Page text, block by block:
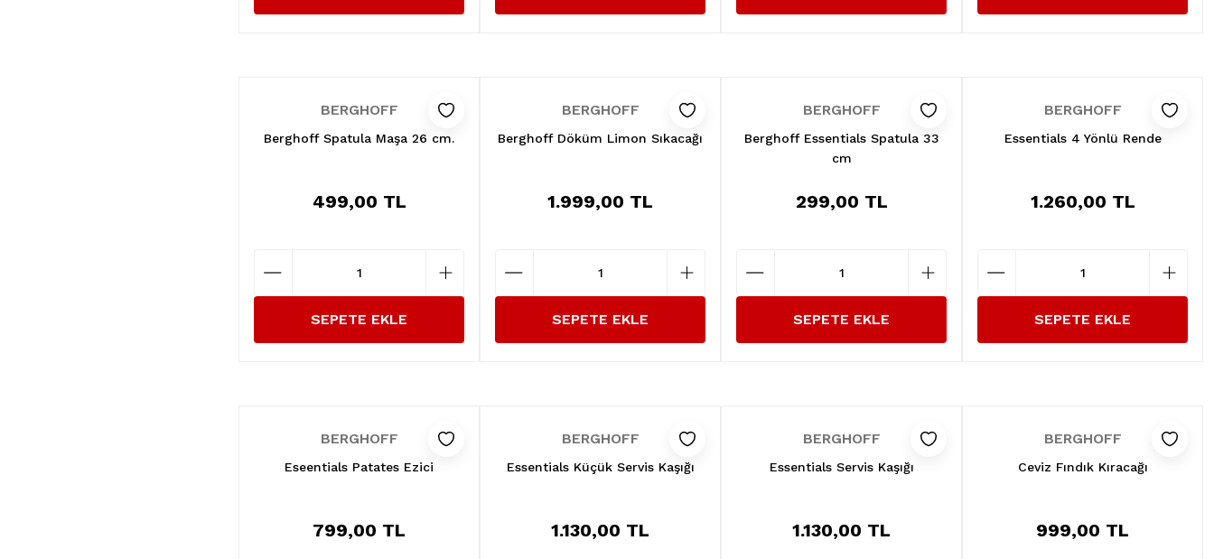
BERGHOFF
Berghoff Spatula Maşa 26 cm.
499,00 TL
SEPETE EKLE
BERGHOFF
Berghoff Döküm Limon Sıkacağı
1.999,00 TL
SEPETE EKLE
BERGHOFF
Berghoff Essentials Spatula 33
cm
299,00 TL
SEPETE EKLE
BERGHOFF
Essentials 4 Yönlü Rende
1.260,00 TL
SEPETE EKLE
BERGHOFF
Eseentials Patates Ezici
799,00 TL
BERGHOFF
Essentials Küçük Servis Kaşığı
1.130,00 TL
BERGHOFF
Essentials Servis Kaşığı
1.130,00 TL
BERGHOFF
Ceviz Fındık Kıracağı
999,00 TL